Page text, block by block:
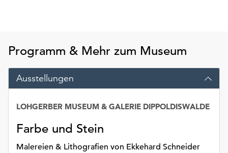
können
Einverständnis
jederzeit
und
widerrufen.
Dafür
steht
Programm & Mehr zum Museum
Ausstellungen
Farbe und Stein
Malereien & Lithografien von Ekkehard Schneider
LOHGERBER MUSEUM & GALERIE DIPPOLDISWALDE